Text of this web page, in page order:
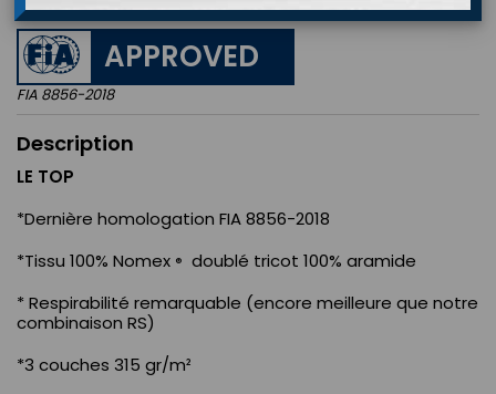
APPROVED
FIA 8856-2018
Description
LE TOP
*Dernière homologation FIA 8856-2018
*Tissu 100% Nomex ® doublé tricot 100% aramide
* Respirabilité remarquable (encore meilleure que notre
combinaison RS)
*3 couches 315 gr/m²